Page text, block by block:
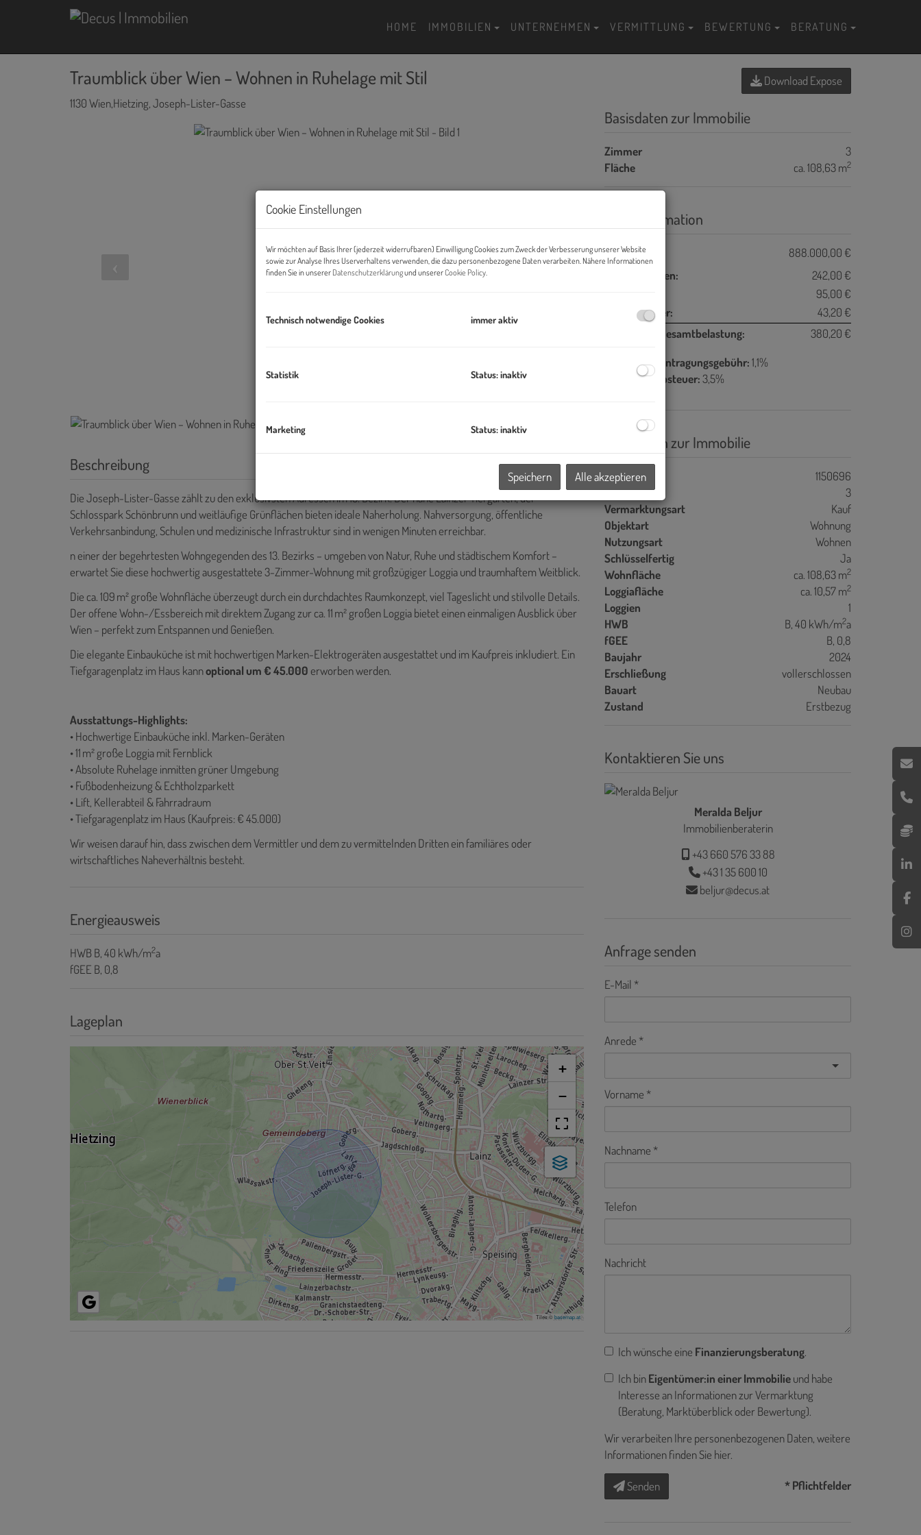
HOME IMMOBILIEN UNTERNEHMEN VERMITTLUNG BEWERTUNG BERATUNG
Traumblick über Wien – Wohnen in Ruhelage mit Stil
1130 Wien,Hietzing, Joseph-Lister-Gasse
Beschreibung
Die Joseph-Lister-Gasse zählt zu den exklusivsten Adressen im 13. Bezirk. Der nahe Lainzer Tiergarten, der
Schlosspark Schönbrunn und weitläufige Grünflächen bieten ideale Naherholung. Nahversorgung, öffentliche
Verkehrsanbindung, Schulen und medizinische Infrastruktur sind in wenigen Minuten erreichbar.
n einer der begehrtesten Wohngegenden des 13. Bezirks – umgeben von Natur, Ruhe und städtischem Komfort –
erwartet Sie diese hochwertig ausgestattete 3-Zimmer-Wohnung mit großzügiger Loggia und traumhaftem Weitblick.
Die ca. 109 m² große Wohnfläche überzeugt durch ein durchdachtes Raumkonzept, viel Tageslicht und stilvolle Details.
Der offene Wohn-/Essbereich mit direktem Zugang zur ca. 11 m² großen Loggia bietet einen einmaligen Ausblick über
Wien – perfekt zum Entspannen und Genießen.
Die elegante Einbauküche ist mit hochwertigen Marken-Elektrogeräten ausgestattet und im Kaufpreis inkludiert. Ein
Tiefgaragenplatz im Haus kannoptional um € 45.000 erworben werden.
Ausstattungs-Highlights:
• Hochwertige Einbauküche inkl. Marken-Geräten
• 11 m² große Loggia mit Fernblick
• Absolute Ruhelage inmitten grüner Umgebung
• Fußbodenheizung & Echtholzparkett
• Lift, Kellerabteil & Fahrradraum
• Tiefgaragenplatz im Haus (Kaufpreis: € 45.000)
Wir weisen darauf hin, dass zwischen dem Vermittler und dem zu vermittelnden Dritten ein familiäres oder
wirtschaftliches Naheverhältnis besteht.
Energieausweis
HWBB, 40 kWh/m2a
fGEE B, 0,8
Lageplan
+
−
Tiles ©basemap.at
Download Expose
Basisdaten zur Immobilie
Zimmer
3
Fläche
ca. 108,63 m2
Preisinformation
Kaufpreis:
888.000,00 €
Betriebskosten:
242,00 €
95,00 €
Umsatzsteuer:
43,20 €
monatliche Gesamtbelastung:
380,20 €
Grundbucheintragungsgebühr:1,1%
Grunderwerbsteuer:3,5%
Basisdaten zur Immobilie
Objektnr.
1150696
Zimmer
3
Vermarktungsart
Kauf
Objektart
Wohnung
Nutzungsart
Wohnen
Schlüsselfertig
Ja
Wohnfläche
ca. 108,63 m2
Loggiafläche ca. 10,57 m2
Loggien
1
HWB
B, 40 kWh/m2a
fGEE
B, 0,8
Baujahr
2024
Erschließung
vollerschlossen
Bauart
Neubau
Zustand
Erstbezug
Kontaktieren Sie uns
Meralda Beljur
Immobilienberaterin
+43 660 576 33 88
+43 1 35 600 10
beljur@decus.at
Anfrage senden
E-Mail
Anrede
Vorname
Nachname
Telefon
Nachricht
Ich wünsche eine Finanzierungsberatung.
Ich binEigentümer:in einer Immobilieund habe
Interesse an Informationen zur Vermarktung
(Beratung, Marktüberblick oder Bewertung).
Wir verarbeiten Ihre personenbezogenen Daten, weitere
Informationen finden Sie hier.
Senden * Pflichtfelder
Cookie Einstellungen
Wir möchten auf Basis Ihrer (jederzeit widerrufbaren) Einwilligung Cookies zum Zweck der Verbesserung unserer Website
sowie zur Analyse Ihres Userverhaltens verwenden, die dazu personenbezogene Daten verarbeiten. Nähere Informationen
finden Sie in unserer Datenschutzerklärungund unsererCookie Policy.
Technisch notwendige Cookies immer aktiv
Statistik Status: inaktiv
Marketing Status: inaktiv
Speichern Alle akzeptieren